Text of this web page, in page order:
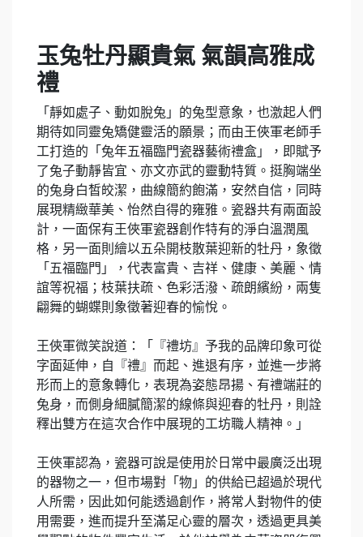
玉兔牡丹顯貴氣 氣韻高雅成
禮
「靜如處子、動如脫兔」的兔型意象，也激起人們
期待如同靈兔矯健靈活的願景；而由王俠軍老師手
工打造的「兔年五福臨門瓷器藝術禮盒」，即賦予
了兔子動靜皆宜、亦文亦武的靈動特質。挺胸端坐
的兔身白皙皎潔，曲線簡約飽滿，安然自信，同時
展現精緻華美、怡然自得的雍雅。瓷器共有兩面設
計，一面保有王俠軍瓷器創作特有的淨白溫潤風
格，另一面則繪以五朵開枝散葉迎新的牡丹，象徵
「五福臨門」，代表富貴、吉祥、健康、美麗、情
誼等祝福；枝葉扶疏、色彩活潑、疏朗繽紛，兩隻
翩舞的蝴蝶則象徵著迎春的愉悅。
王俠軍微笑說道：「『禮坊』予我的品牌印象可從
字面延伸，自『禮』而起、進退有序，並進一步將
形而上的意象轉化，表現為姿態昂揚、有禮端莊的
兔身，而側身細膩簡潔的線條與迎春的牡丹，則詮
釋出雙方在這次合作中展現的工坊職人精神。」
王俠軍認為，瓷器可說是使用於日常中最廣泛出現
的器物之一，但市場對「物」的供給已超過於現代
人所需，因此如何能透過創作，將常人對物件的使
用需要，進而提升至滿足心靈的層次，透過更具美